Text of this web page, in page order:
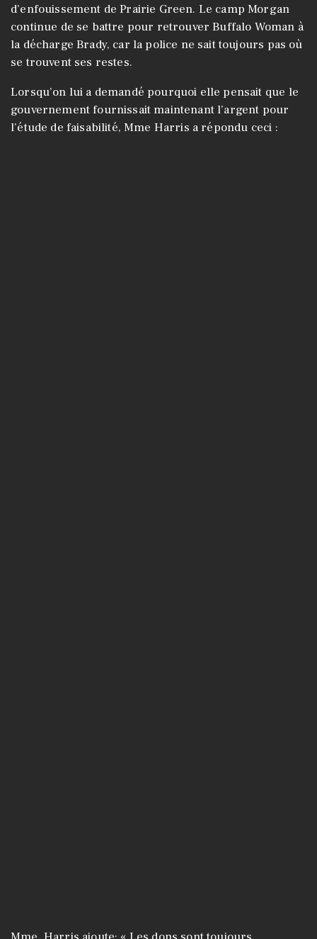
d’enfouissement de Prairie Green. Le camp Morgan
continue de se battre pour retrouver Buffalo Woman à
la décharge Brady, car la police ne sait toujours pas où
se trouvent ses restes.
Lorsqu’on lui a demandé pourquoi elle pensait que le
gouvernement fournissait maintenant l’argent pour
l’étude de faisabilité, Mme Harris a répondu ceci :